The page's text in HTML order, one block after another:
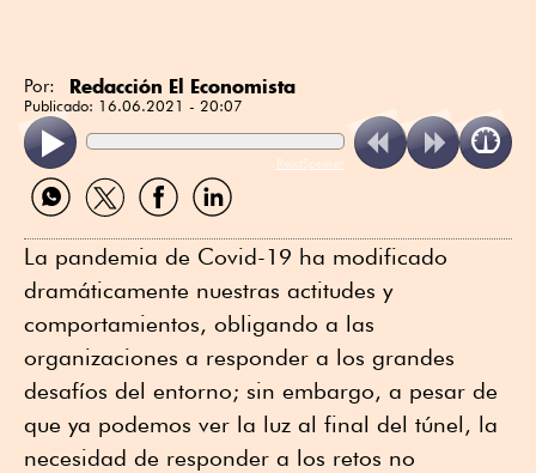
Por: Redacción El Economista
Publicado: 16.06.2021 - 20:07
ReadSpeaker
Compartir
por
Compartir
por
Compartir
por
Compartir
por
La pandemia de Covid-19 ha modificado
dramáticamente nuestras actitudes y
comportamientos, obligando a las
organizaciones a responder a los grandes
desafíos del entorno; sin embargo, a pesar de
que ya podemos ver la luz al final del túnel, la
necesidad de responder a los retos no